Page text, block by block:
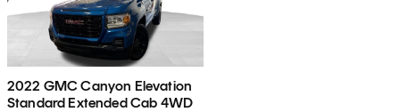
2022 GMC Canyon Elevation
Standard Extended Cab 4WD